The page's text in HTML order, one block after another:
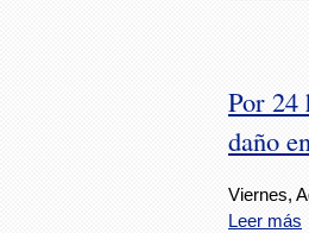
Por 24
daño
Viernes,
Leer más